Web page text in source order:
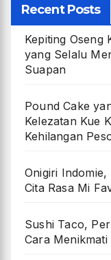
Recent Posts
Kepiting Oseng
yang Selalu
Suapan
Pound Cake
Kelezatan Kue
Kehilangan
Onigiri
Cita Rasa Mi
Sushi Taco,
Cara